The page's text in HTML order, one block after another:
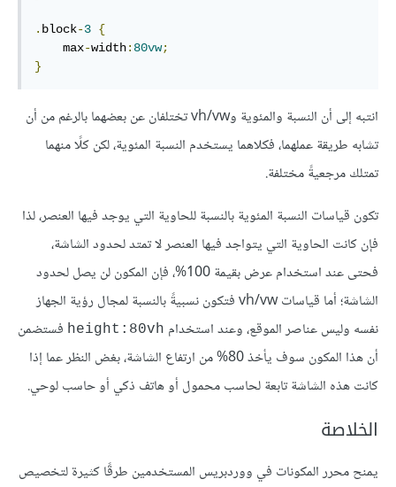
. block-3 {
    max
-width: 80vw;
}
انتبه إلى أن النسبة والمئوية وvh/vw تختلفان عن بعضهما بالرغم من أن
تشابه طريقة عملهما، فكلاهما يستخدم النسبة المئوية، لكن كلًا منهما
تمتلك مرجعيةً مختلفة.
تكون قياسات النسبة المئوية بالنسبة للحاوية التي يوجد فيها العنصر، لذا
فإن كانت الحاوية التي يتواجد فيها العنصر لا تمتد لحدود الشاشة،
فحتى عند استخدام عرض بقيمة 100%، فإن المكون لن يصل لحدود
الشاشة؛ أما قياسات vh/vw فتكون نسبيةً بالنسبة لمجال رؤية الجهاز
نفسه وليس عناصر الموقع، وعند استخدام height:80vh فستضمن
أن هذا المكون سوف يأخذ 80% من ارتفاع الشاشة، بغض النظر عما إذا
كانت هذه الشاشة تابعة لحاسب محمول أو هاتف ذكي أو حاسب لوحي.
الخلاصة
يمنح محرر المكونات في ووردبريس المستخدمين طرقًا كثيرة لتخصيص